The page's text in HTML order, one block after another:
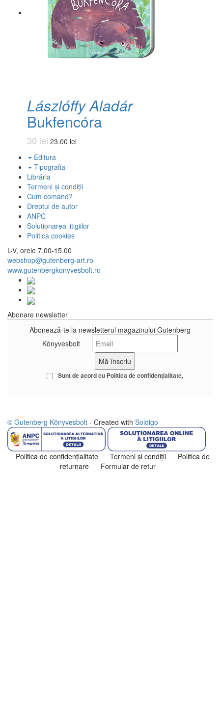
Lászlóffy Aladár
Bukfencóra
30 lei 23.00 lei
Editura
Tipografia
Librăria
Termeni și condiții
Cum comand?
Dreptul de autor
ANPC
Solutionarea litigiilor
Politica cookies
L-V, orele 7.00-15.00
webshop@gutenberg-art.ro
www.gutenbergkonyvesbolt.ro
Abonare newsletter
Abonează-te la newsletterul magazinului Gutenberg
Könyvesbolt
Sunt de acord cu Politica de confidenţialitate
© Gutenberg Könyvesbolt - Created with Soldigo
Politica de confidenţialitate Termeni şi condiţii
Politica de
returnare
Formular de retur